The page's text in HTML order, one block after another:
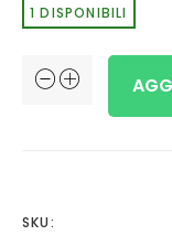
1 DISPONIBILI
Coppia
SKU: